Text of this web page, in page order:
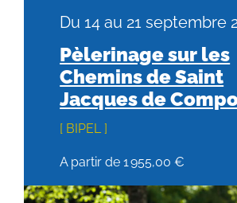
Pèlerinage sur les
Chemins de Saint
Jacques de
BIPEL
du 14 au 21 septembre
A partir de 1 955,00 €